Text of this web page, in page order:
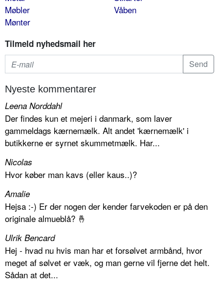
Møbler
Mønter
Våben
Tilmeld nyhedsmail her
Nyeste kommentarer
Leena Norddahl
Der findes kun et mejeri i danmark, som laver
gammeldags kærnemælk. Alt andet 'kærnemælk' i
butikkerne er syrnet skummetmælk. Har...
Nicolas
Hvor køber man kavs (eller kaus..)?
Amalie
Hejsa :-) Er der nogen der kender farvekoden er på den
originale almueblå? 🤞
Ulrik Bencard
Hej - hvad nu hvis man har et forsølvet armbånd, hvor
meget af sølvet er væk, og man gerne vil fjerne det helt.
Sådan at det...